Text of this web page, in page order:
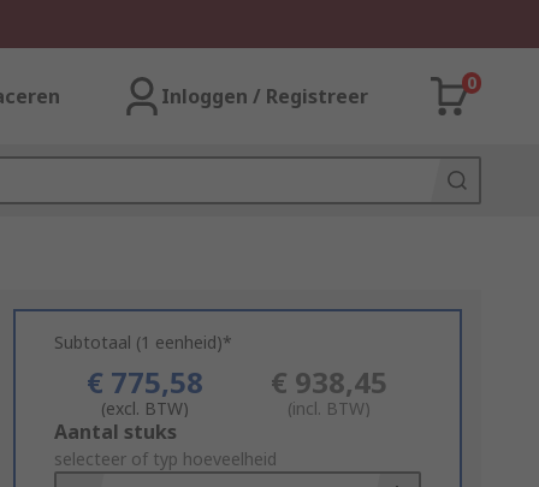
Inloggen / Registreer
0
Subtotaal (1 eenheid)*
€ 775,58
(excl. BTW)
€ 938,45
(incl. BTW)
Add
to
Aantal stuks
selecteer of typ hoeveelheid